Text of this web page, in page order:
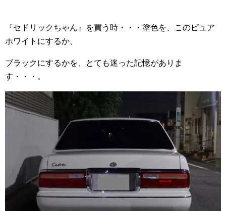
『セドリックちゃん』を買う時・・・塗色を、このピュア
ホワイトにするか、
ブラックにするかを、とても迷った記憶がありま
す・・・。